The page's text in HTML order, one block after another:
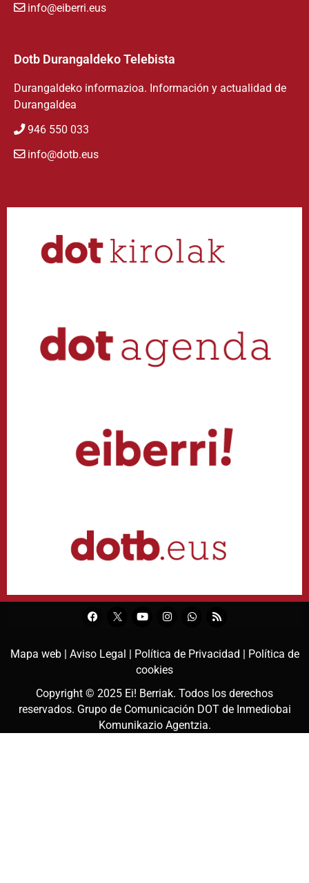
info@eiberri.eus
Dotb Durangaldeko Telebista
Durangaldeko informazioa. Información y actualidad de
Durangaldea
946 550 033
info@dotb.eus
Mapa web | Aviso Legal | Política de Privacidad | Política de
cookies
Copyright © 2025 Ei! Berriak. Todos los derechos
reservados. Grupo de Comunicación DOT de Inmediobai
Komunikazio Agentzia.